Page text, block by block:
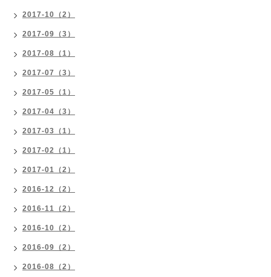
2017-10（2）
2017-09（3）
2017-08（1）
2017-07（3）
2017-05（1）
2017-04（3）
2017-03（1）
2017-02（1）
2017-01（2）
2016-12（2）
2016-11（2）
2016-10（2）
2016-09（2）
2016-08（2）